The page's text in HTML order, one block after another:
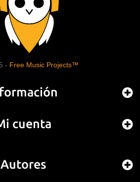
- Free Music Projects™
cuenta
Autores